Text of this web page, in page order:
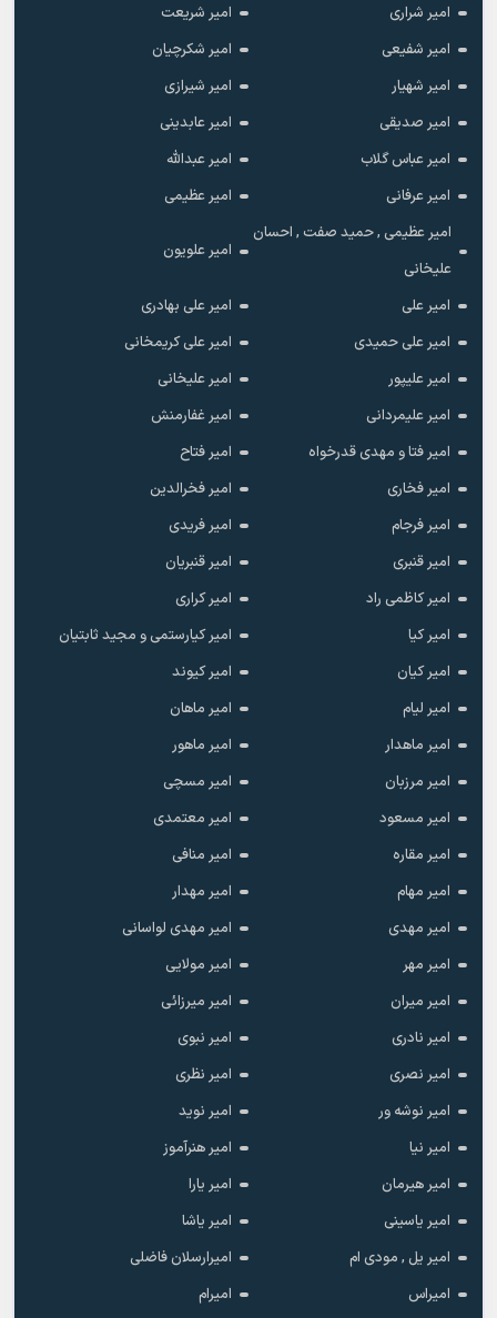
امیر شراری
امیر شریعت
امیر شفیعی
امیر شکرچیان
امیر شهیار
امیر شیرازی
امیر صدیقی
امیر عابدینی
امیر عباس گلاب
امیر عبدالله
امیر عرفانی
امیر عظیمی
امیر عظیمی , حمید صفت , احسان
علیخانی
امیر علویون
امیر علی
امیر علی بهادری
امیر علی حمیدی
امیر علی کریمخانی
امیر علیپور
امیر علیخانی
امیر علیمردانی
امیر غفارمنش
امیر فتا و مهدی قدرخواه
امیر فتاح
امیر فخاری
امیر فخرالدین
امیر فرجام
امیر فریدی
امیر قنبری
امیر قنبریان
امیر کاظمی راد
امیر کراری
امیر کیا
امیر کیارستمی و مجید ثابتیان
امیر کیان
امیر کیوند
امیر لیام
امیر ماهان
امیر ماهدار
امیر ماهور
امیر مرزبان
امیر مسچی
امیر مسعود
امیر معتمدی
امیر مقاره
امیر منافی
امیر مهام
امیر مهدار
امیر مهدی
امیر مهدی لواسانی
امیر مهر
امیر مولایی
امیر میران
امیر میرزائی
امیر نادری
امیر نبوی
امیر نصری
امیر نظری
امیر نوشه ور
امیر نوید
امیر نیا
امیر هنرآموز
امیر هیرمان
امیر یارا
امیر یاسینی
امیر یاشا
امیر یل , مودی ام
امیرارسلان فاضلی
امیراس
امیرام